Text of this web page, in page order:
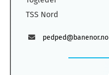
TSS Nord
pedped@banenor.no